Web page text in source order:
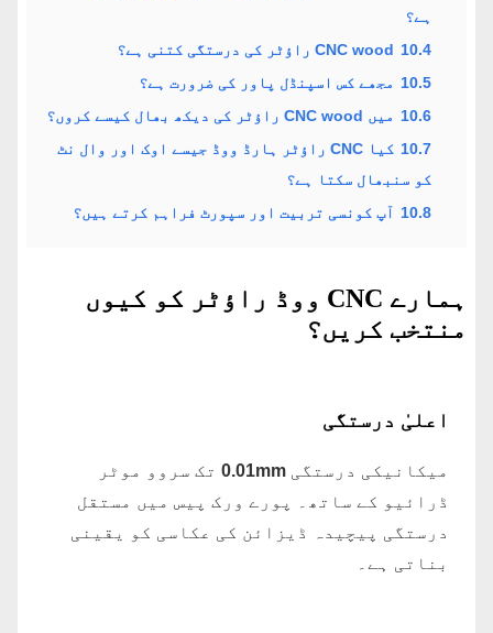
ہے؟
10.4 CNC wood راؤٹر کی درستگی کتنی ہے؟
10.5 مجھے کس اسپنڈل پاور کی ضرورت ہے؟
10.6 میں CNC wood راؤٹر کی دیکھ بھال کیسے کروں؟
10.7
کیا CNC راؤٹر ہارڈ ووڈ جیسے اوک اور وال نٹ
کو سنبھال سکتا ہے؟
10.8 آپ کونسی تربیت اور سپورٹ فراہم کرتے ہیں؟
ہمارے CNC ووڈ راؤٹر کو کیوں
منتخب کریں؟
اعلیٰ درستگی
میکانیکی درستگی 0.01mm تک سروو موٹر
ڈرائیو کے ساتھ۔ پورے ورک پیس میں مستقل
درستگی پیچیدہ ڈیزائن کی عکاسی کو یقینی
بناتی ہے۔